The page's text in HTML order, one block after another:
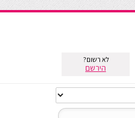
לא רשום?
הירשם